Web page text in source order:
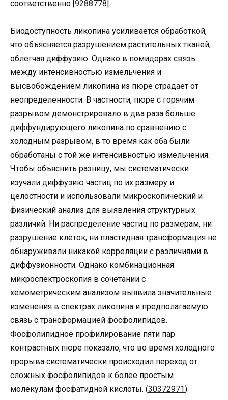
соответственно [ 9288778 ].
Биодоступность ликопина усиливается обработкой,
что объясняется разрушением растительных тканей,
облегчая диффузию. Однако в помидорах связь
между интенсивностью измельчения и
высвобождением ликопина из пюре страдает от
неопределенности. В частности, пюре с горячим
разрывом демонстрировало в два раза больше
диффундирующего ликопина по сравнению с
холодным разрывом, в то время как оба были
обработаны с той же интенсивностью измельчения.
Чтобы объяснить разницу, мы систематически
изучали диффузию частиц по их размеру и
целостности и использовали микроскопический и
физический анализ для выявления структурных
различий. Ни распределение частиц по размерам, ни
разрушение клеток, ни пластидная трансформация не
обнаруживали никакой корреляции с различиями в
диффузионности. Однако комбинационная
микроспектроскопия в сочетании с
хемометрическим анализом выявила значительные
изменения в спектрах ликопина и предполагаемую
связь с трансформацией фосфолипидов.
Фосфолипидное профилирование пяти пар
контрастных пюре показало, что во время холодного
прорыва систематически происходил переход от
сложных фосфолипидов к более простым
молекулам фосфатидной кислоты. (30372971)